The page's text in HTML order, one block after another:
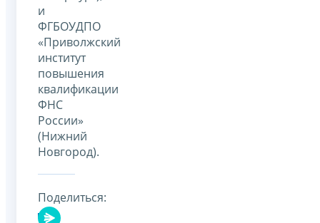
и
ФГБОУДПО
«Приволжский
институт
повышения
квалификации
ФНС
России»
(Нижний
Новгород).
Поделиться: